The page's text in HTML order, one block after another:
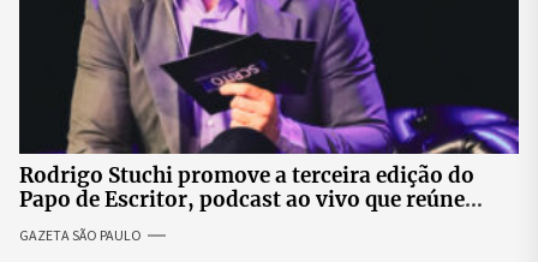
Rodrigo Stuchi promove a terceira edição do
Papo de Escritor, podcast ao vivo que reúne
especialistas para discutir saúde mental e
prosperidade.
GAZETA SÃO PAULO